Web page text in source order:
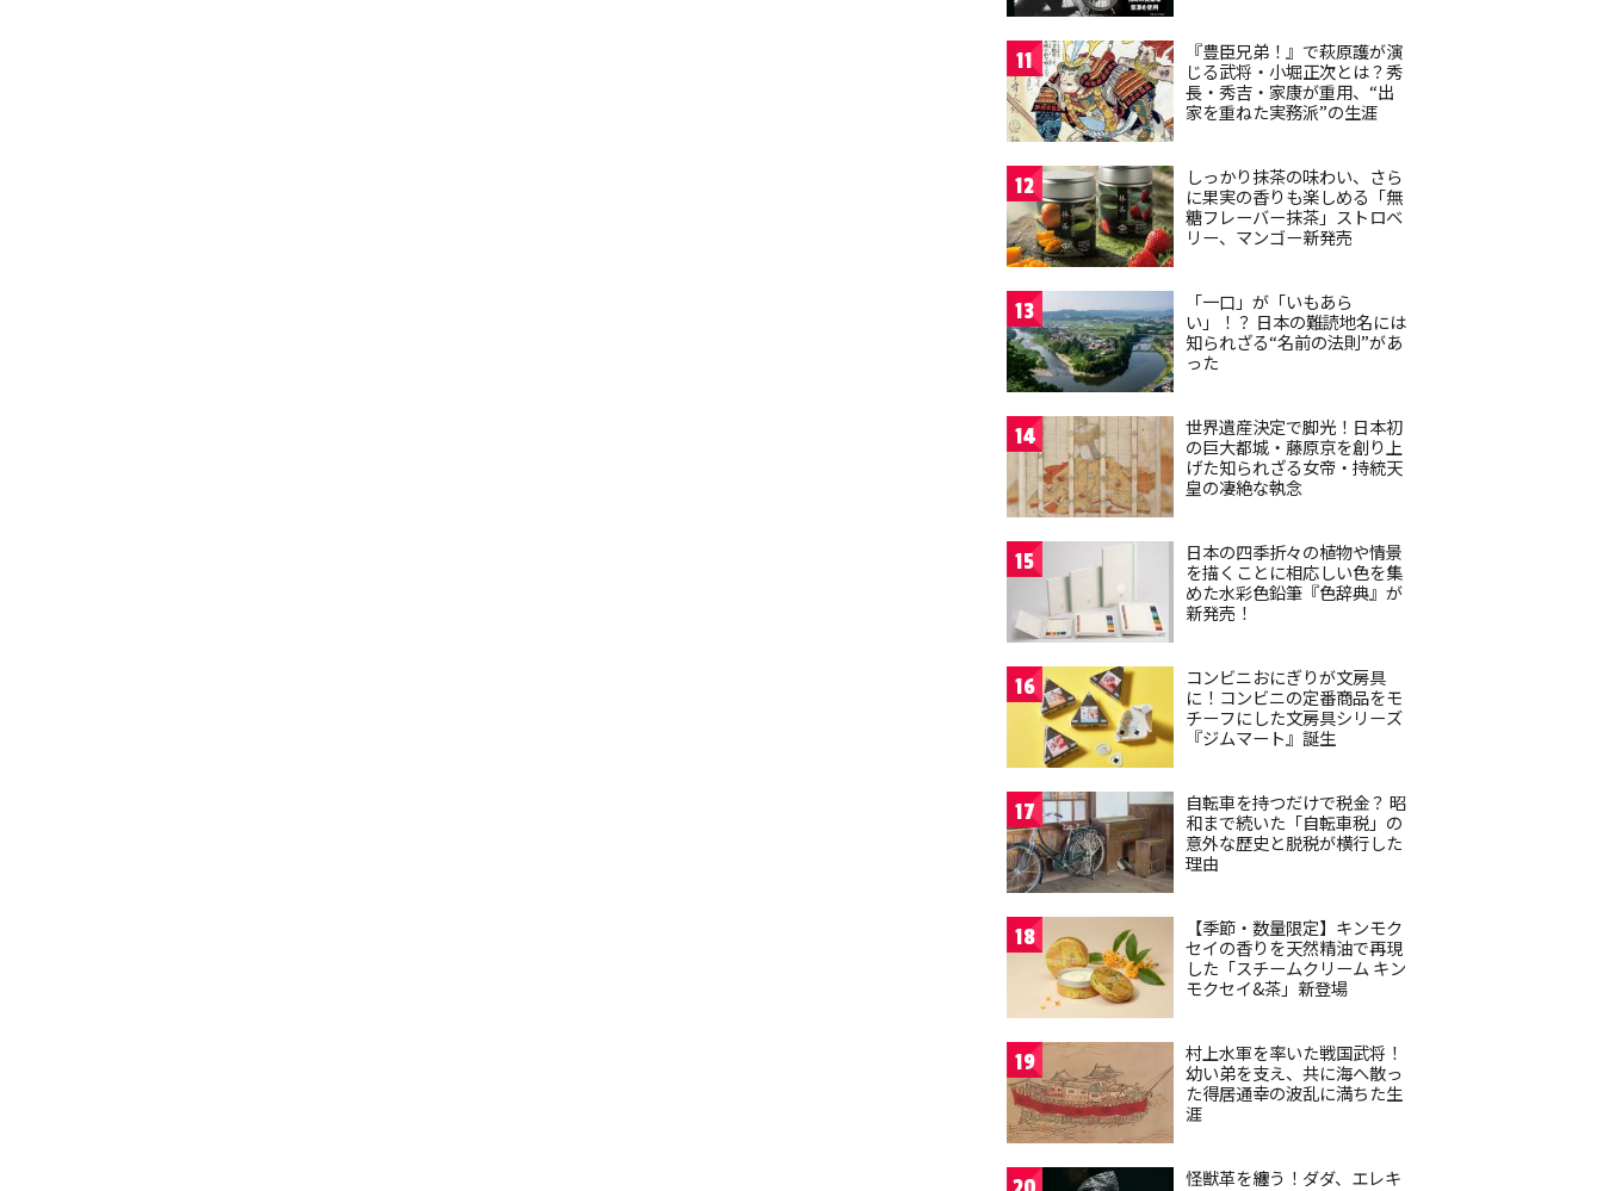
11
『豊臣兄弟！』で萩原護が演
じる武将・小堀正次とは？秀
長・秀吉・家康が重用、“出
家を重ねた実務派”の生涯
12
しっかり抹茶の味わい、さら
に果実の香りも楽しめる「無
糖フレーバー抹茶」ストロベ
リー、マンゴー新発売
13
「一口」が「いもあら
い」！？ 日本の難読地名には
知られざる“名前の法則”があ
った
14
世界遺産決定で脚光！日本初
の巨大都城・藤原京を創り上
げた知られざる女帝・持統天
皇の凄絶な執念
15
日本の四季折々の植物や情景
を描くことに相応しい色を集
めた水彩色鉛筆『色辞典』が
新発売！
16
コンビニおにぎりが文房具
に！コンビニの定番商品をモ
チーフにした文房具シリーズ
『ジムマート』誕生
17
自転車を持つだけで税金？ 昭
和まで続いた「自転車税」の
意外な歴史と脱税が横行した
理由
18
【季節・数量限定】キンモク
セイの香りを天然精油で再現
した「スチームクリーム キン
モクセイ&茶」新登場
19
村上水軍を率いた戦国武将！
幼い弟を支え、共に海へ散っ
た得居通幸の波乱に満ちた生
涯
怪獣革を纏う！ダダ、エレキ